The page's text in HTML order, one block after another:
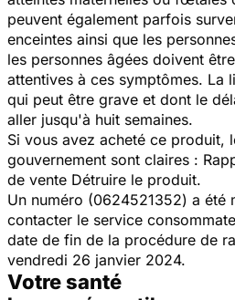
peuvent également parfois
enceintes ainsi que les
les personnes âgées doivent
attentives à ces symptômes. La
qui peut être grave et dont le
aller jusqu'à huit semaines.
Si vous avez acheté ce produit,
gouvernement sont claires :
de vente Détruire le produit.
Un numéro (0624521352) a été
contacter le service
date de fin de la procédure de
vendredi 26 janvier 2024.
Votre santé